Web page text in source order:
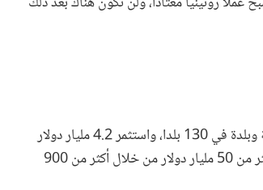
عمل البنك الدولي في السنوات الأخيرة في أكثر من 7000 مدينة وبلدة في 130 بلدا، واستثمر 4.2 مليار دولار
خلال السنة المالية 2017 في إدارة مخاطر الكوارث، وارتبط بأكثر من 50 مليار دولار من خلال أكثر من 900